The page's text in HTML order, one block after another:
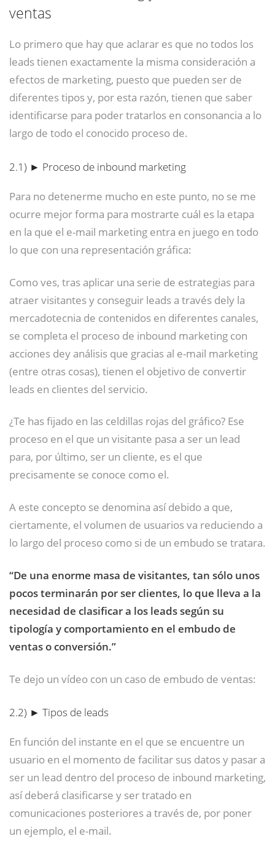
ventas
Lo primero que hay que aclarar es que no todos los
leads tienen exactamente la misma consideración a
efectos de marketing, puesto que pueden ser de
diferentes tipos y, por esta razón, tienen que saber
identificarse para poder tratarlos en consonancia a lo
largo de todo el conocido proceso de.
2.1) ► Proceso de inbound marketing
Para no detenerme mucho en este punto, no se me
ocurre mejor forma para mostrarte cuál es la etapa
en la que el e-mail marketing entra en juego en todo
lo que con una representación gráfica:
Como ves, tras aplicar una serie de estrategias para
atraer visitantes y conseguir leads a través dely la
mercadotecnia de contenidos en diferentes canales,
se completa el proceso de inbound marketing con
acciones dey análisis que gracias al e-mail marketing
(entre otras cosas), tienen el objetivo de convertir
leads en clientes del servicio.
¿Te has fijado en las celdillas rojas del gráfico? Ese
proceso en el que un visitante pasa a ser un lead
para, por último, ser un cliente, es el que
precisamente se conoce como el.
A este concepto se denomina así debido a que,
ciertamente, el volumen de usuarios va reduciendo a
lo largo del proceso como si de un embudo se tratara.
“De una enorme masa de visitantes, tan sólo unos
pocos terminarán por ser clientes, lo que lleva a la
necesidad de clasificar a los leads según su
tipología y comportamiento en el embudo de
ventas o conversión.”
Te dejo un vídeo con un caso de embudo de ventas:
2.2) ► Tipos de leads
En función del instante en el que se encuentre un
usuario en el momento de facilitar sus datos y pasar a
ser un lead dentro del proceso de inbound marketing,
así deberá clasificarse y ser tratado en
comunicaciones posteriores a través de, por poner
un ejemplo, el e-mail.